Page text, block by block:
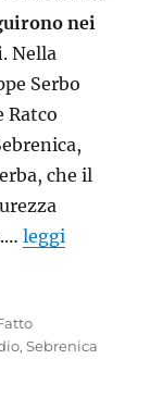
nei
. Nella
Serbo
Ratco
che il
.…leggi
,Sebrenica